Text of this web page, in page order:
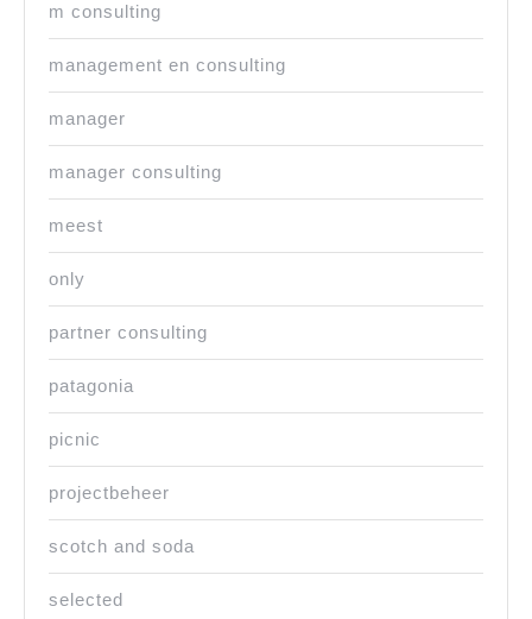
m consulting
management en consulting
manager
manager consulting
meest
only
partner consulting
patagonia
picnic
projectbeheer
scotch and soda
selected